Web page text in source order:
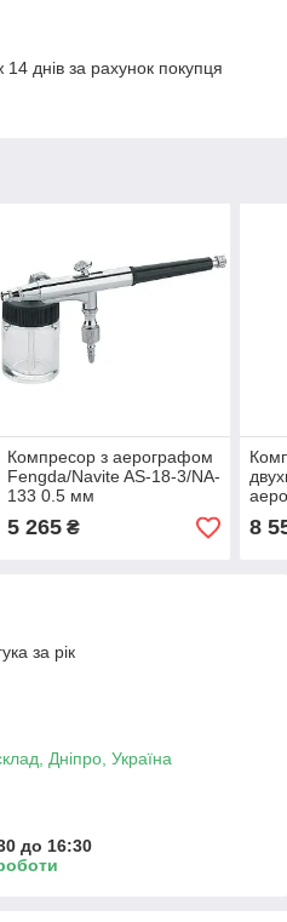
днів за рахунок покупця
Компресор з аерографом
Fengda/Navite AS-18-3/NA-
133 0.5 мм
5 265₴
196
8
за рік
Дніпро, Україна
до 16:30